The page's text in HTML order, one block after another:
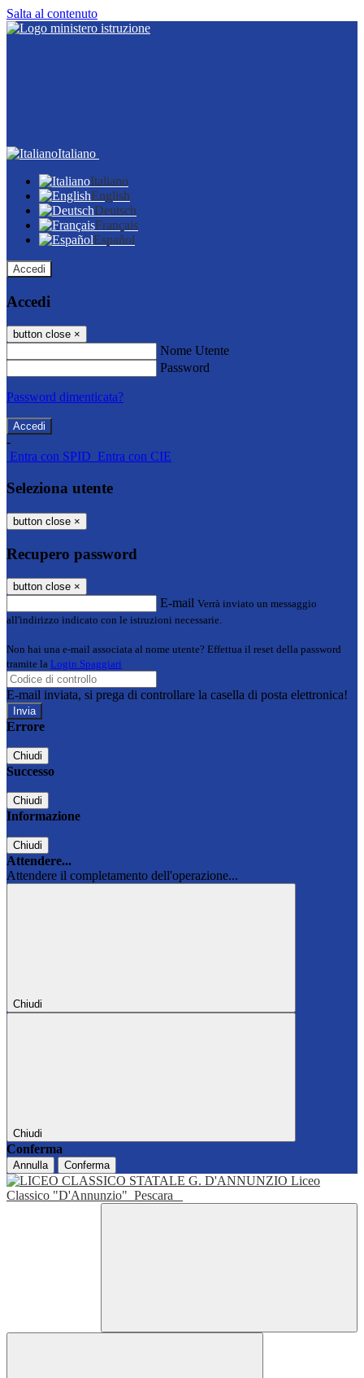
Salta al contenuto
Italiano
Italiano
English
Deutsch
Français
Español
Accedi
Accedi
button close ×
Nome Utente
Password
Password dimenticata?
-
Entra con SPID Entra con CIE
Seleziona utente
button close ×
Recupero password
button close ×
E-mail Verrà inviato un messaggio
all'indirizzo indicato con le istruzioni necessarie.
Non hai una e-mail associata al nome utente? Effettua il reset della password
tramite la Login Spaggiari
E-mail inviata, si prega di controllare la casella di posta elettronica!
Errore
Chiudi
Successo
Chiudi
Informazione
Chiudi
Attendere...
Attendere il completamento dell'operazione...
Chiudi
Chiudi
Conferma
Annulla Conferma
Liceo
Classico "D'Annunzio" Pescara